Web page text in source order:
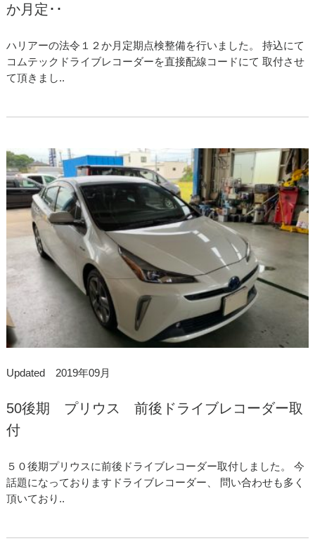
か月定･･
ハリアーの法令１２か月定期点検整備を行いました。 持込にて
コムテックドライブレコーダーを直接配線コードにて 取付させ
て頂きまし..
Updated 2019年09月
50後期 プリウス 前後ドライブレコーダー取
付
５０後期プリウスに前後ドライブレコーダー取付しました。 今
話題になっておりますドライブレコーダー、 問い合わせも多く
頂いており..